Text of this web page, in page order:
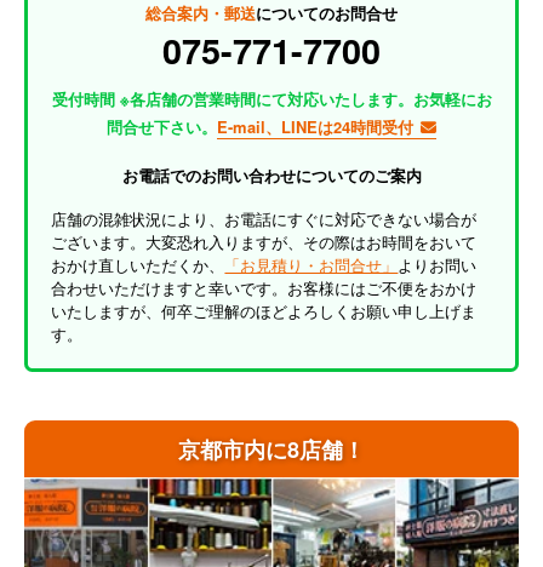
京都市内に8店舗！
総合案内・郵送についてのお問合せ
075-771-7700
受付時間 ※各店舗の営業時間にて対応いたします。お気軽にお
問合せ下さい。 E-mail、LINEは24時間受付
お電話でのお問い合わせについてのご案内
店舗の混雑状況により、お電話にすぐに対応できない場合が
ございます。大変恐れ入りますが、その際はお時間をおいて
おかけ直しいただくか、
「お見積り・お問合せ」 よりお問い
合わせいただけますと幸いです。お客様にはご不便をおかけ
いたしますが、何卒ご理解のほどよろしくお願い申し上げま
す。